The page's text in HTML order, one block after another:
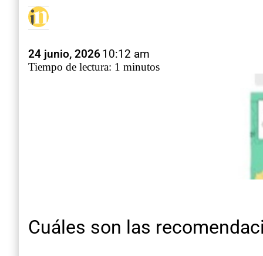
24 junio, 202610:12 am
Tiempo de lectura: 1 minutos
Cuáles son las